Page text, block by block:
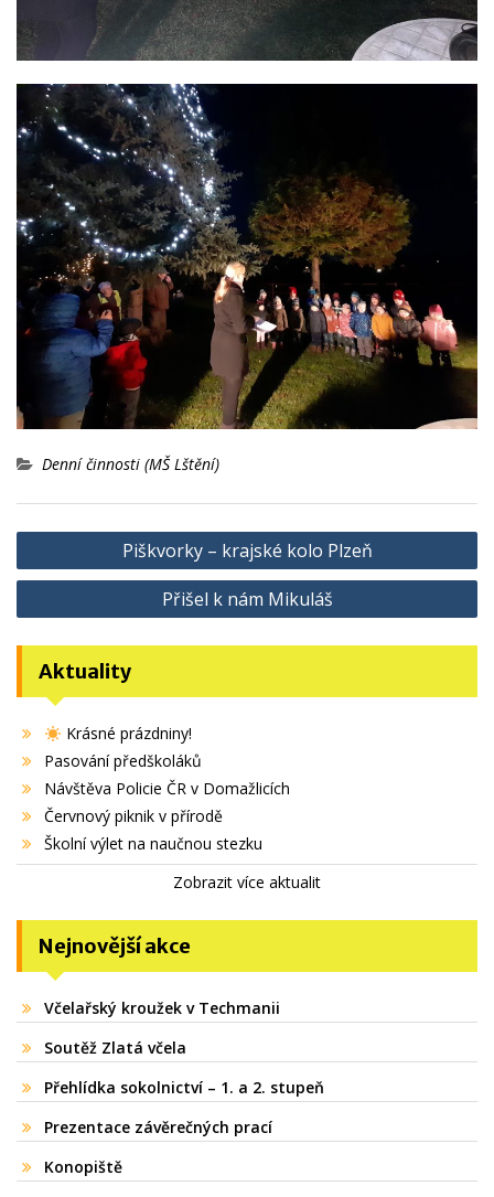
Denní činnosti (MŠ Lštění)
Navigace
pro
Piškvorky – krajské kolo Plzeň
Přišel k nám Mikuláš
Aktuality
Krásné prázdniny!
Pasování předškoláků
Návštěva Policie ČR v Domažlicích
Červnový piknik v přírodě
Školní výlet na naučnou stezku
Zobrazit více aktualit
Nejnovější akce
Včelařský kroužek v Techmanii
Soutěž Zlatá včela
Přehlídka sokolnictví – 1. a 2. stupeň
Prezentace závěrečných prací
Konopiště